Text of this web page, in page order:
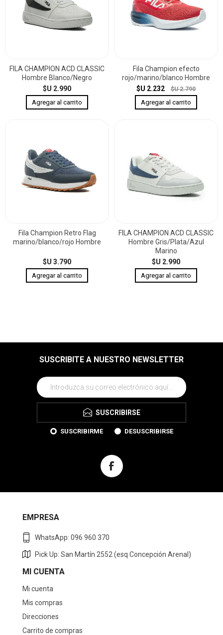
FILA CHAMPION ACD CLASSIC
Hombre Blanco/Negro
$U 2.990
Fila Champion efecto
rojo/marino/blanco Hombre
$U 2.232
$U 2.790
Fila Champion Retro Flag
marino/blanco/rojo Hombre
$U 3.790
FILA CHAMPION ACD CLASSIC
Hombre Gris/Plata/Azul
Marino
$U 2.990
SUSCRIBITE A NUESTRO NEWSLETTER
SUSCRIBIRSE
SUSCRIBIRME DESUSCRIBIRSE
EMPRESA
WhatsApp: 096 960 370
Pick Up: San Martín 2552 (esq Concepción Arenal)
MI CUENTA
Mi cuenta
Mis compras
Direcciones
Carrito de compras